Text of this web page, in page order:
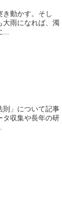
動かす。そし
大雨になれば、濁
...
則」について記事
タ収集や長年の研